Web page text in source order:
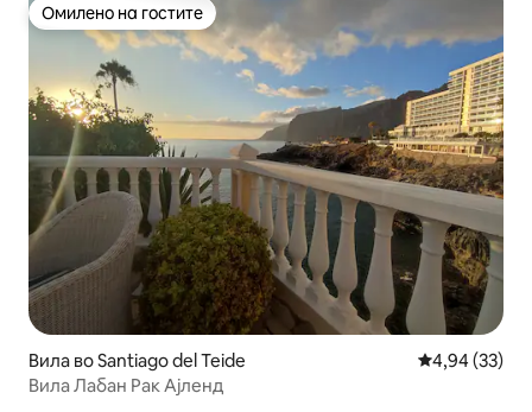
Омилено на гостите
Омилено на гостите
Вила во Santiago del Teide Просечна
4,94 (33)
Вила Лабан Рак Ајленд